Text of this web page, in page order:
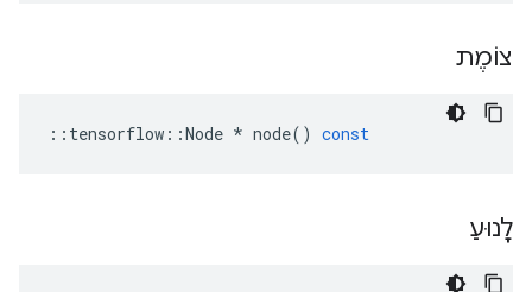
צוֹמֶת
:: tensorflow ::Node * node() const
לָנוּעַ